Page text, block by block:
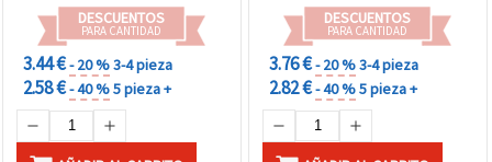
DESCUENTOS
PARA CANTIDAD
3.44 €- 20 %3-4 pieza
2.58 €- 40 %5 pieza +
DESCUENTOS
PARA CANTIDAD
3.76 €- 20 %3-4 pieza
2.82 €- 40 %5 pieza +